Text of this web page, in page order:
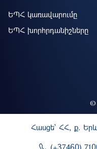
ԵՊՀ կառավարումը
ԵՊՀ խորհրդանիշները
©
Հասցե` ՀՀ, ք.
(+37460)